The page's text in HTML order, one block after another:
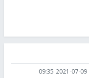
2021-07-09 09:35